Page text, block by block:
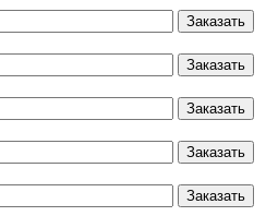
Заказать
Заказать
Заказать
Заказать
Заказать